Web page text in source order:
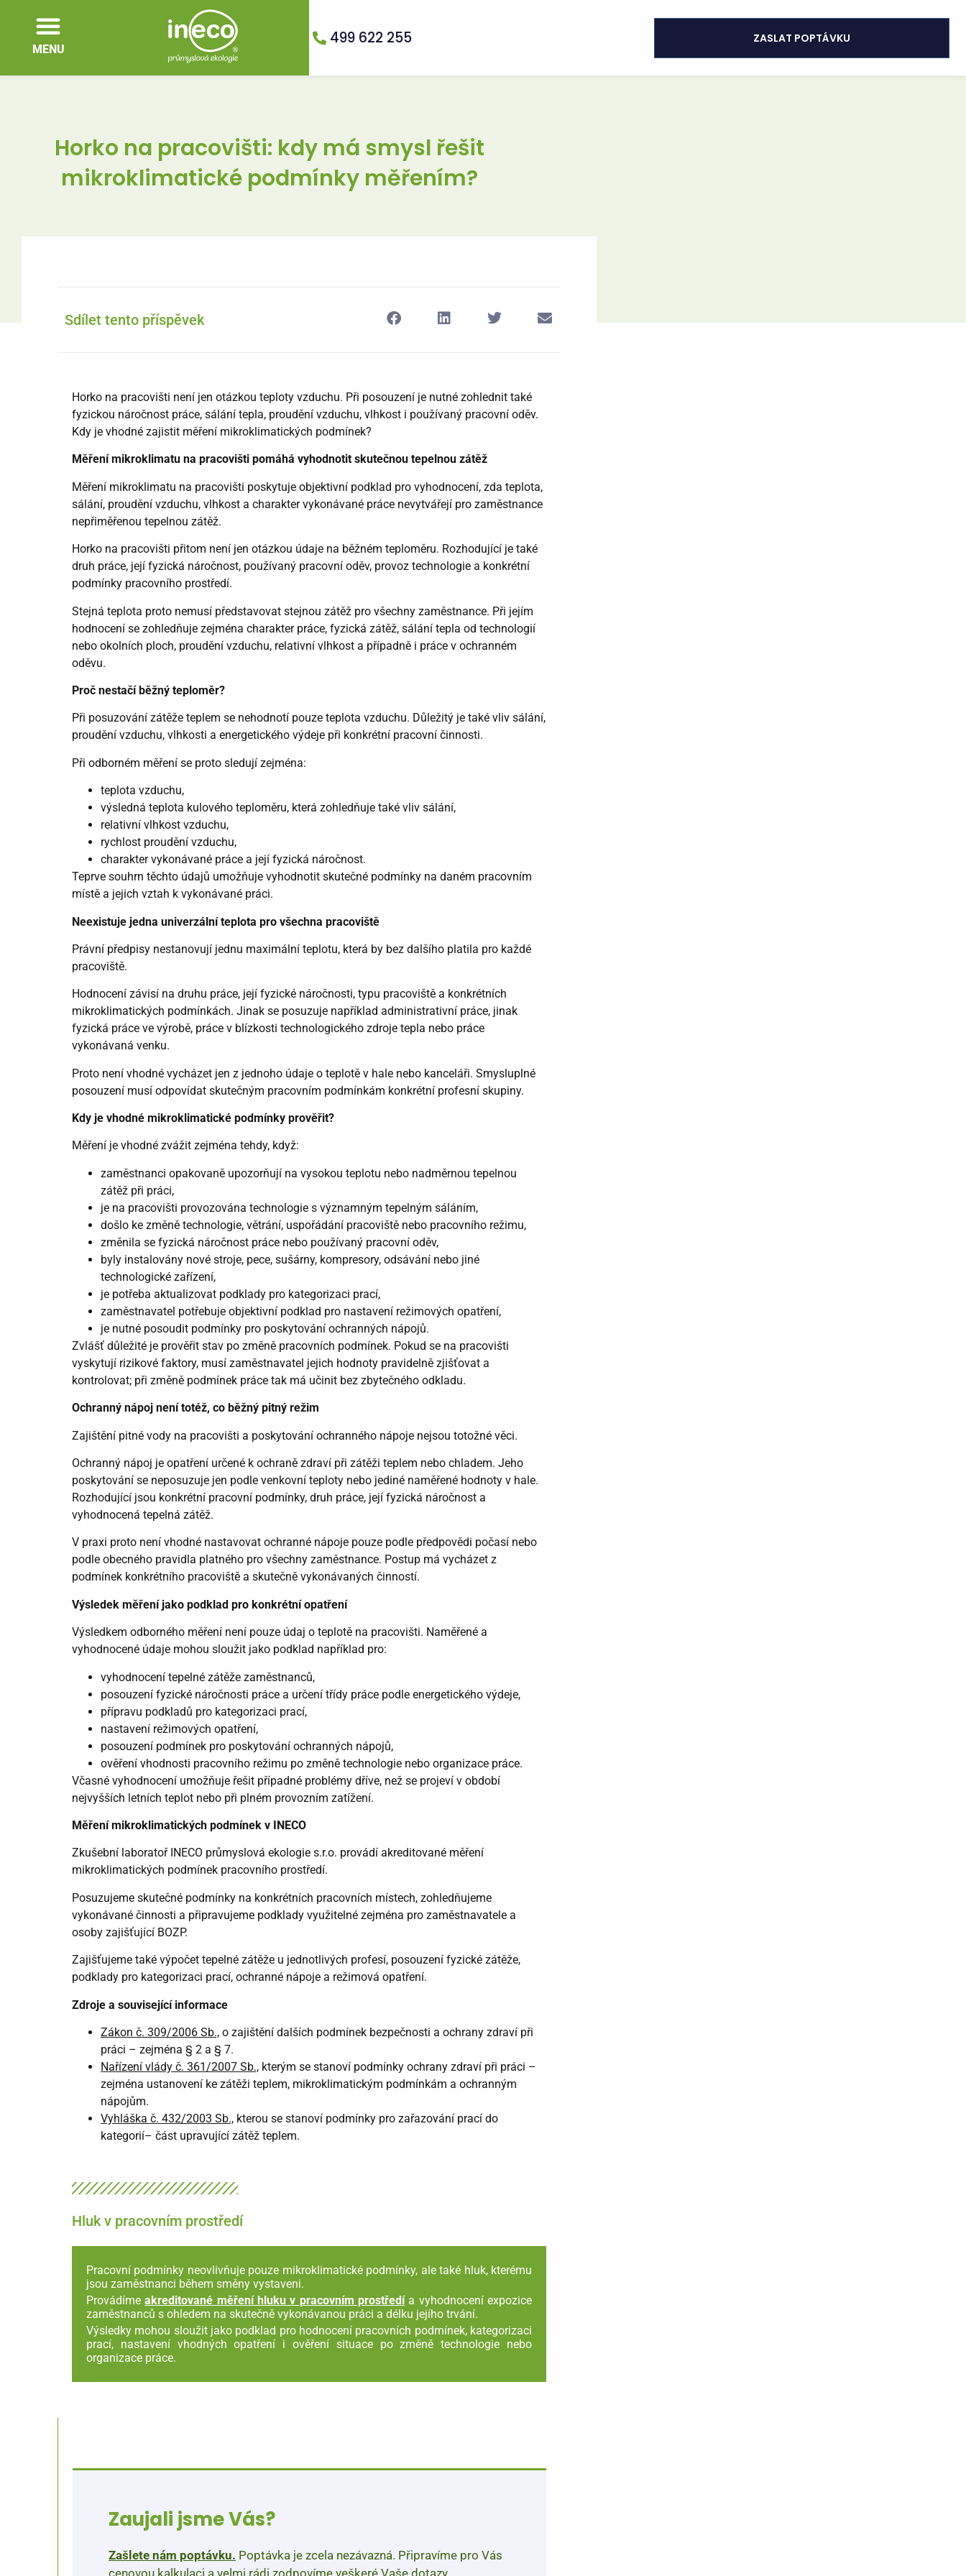
MENU
499 622 255 ZASLAT POPTÁVKU
Horko na pracovišti: kdy má smysl řešit
mikroklimatické podmínky měřením?
Sdílet tento příspěvek
Horko na pracovišti není jen otázkou teploty vzduchu. Při posouzení je nutné zohlednit také
fyzickou náročnost práce, sálání tepla, proudění vzduchu, vlhkost i používaný pracovní oděv.
Kdy je vhodné zajistit měření mikroklimatických podmínek?
Měření mikroklimatu na pracovišti pomáhá vyhodnotit skutečnou tepelnou zátěž
Měření mikroklimatu na pracovišti poskytuje objektivní podklad pro vyhodnocení, zda teplota,
sálání, proudění vzduchu, vlhkost a charakter vykonávané práce nevytvářejí pro zaměstnance
nepřiměřenou tepelnou zátěž.
Horko na pracovišti přitom není jen otázkou údaje na běžném teploměru. Rozhodující je také
druh práce, její fyzická náročnost, používaný pracovní oděv, provoz technologie a konkrétní
podmínky pracovního prostředí.
Stejná teplota proto nemusí představovat stejnou zátěž pro všechny zaměstnance. Při jejím
hodnocení se zohledňuje zejména charakter práce, fyzická zátěž, sálání tepla od technologií
nebo okolních ploch, proudění vzduchu, relativní vlhkost a případně i práce v ochranném
oděvu.
Proč nestačí běžný teploměr?
Při posuzování zátěže teplem se nehodnotí pouze teplota vzduchu. Důležitý je také vliv sálání,
proudění vzduchu, vlhkosti a energetického výdeje při konkrétní pracovní činnosti.
Při odborném měření se proto sledují zejména:
teplota vzduchu,
výsledná teplota kulového teploměru, která zohledňuje také vliv sálání,
relativní vlhkost vzduchu,
rychlost proudění vzduchu,
charakter vykonávané práce a její fyzická náročnost.
Teprve souhrn těchto údajů umožňuje vyhodnotit skutečné podmínky na daném pracovním
místě a jejich vztah k vykonávané práci.
Neexistuje jedna univerzální teplota pro všechna pracoviště
Právní předpisy nestanovují jednu maximální teplotu, která by bez dalšího platila pro každé
pracoviště.
Hodnocení závisí na druhu práce, její fyzické náročnosti, typu pracoviště a konkrétních
mikroklimatických podmínkách. Jinak se posuzuje například administrativní práce, jinak
fyzická práce ve výrobě, práce v blízkosti technologického zdroje tepla nebo práce
vykonávaná venku.
Proto není vhodné vycházet jen z jednoho údaje o teplotě v hale nebo kanceláři. Smysluplné
posouzení musí odpovídat skutečným pracovním podmínkám konkrétní profesní skupiny.
Kdy je vhodné mikroklimatické podmínky prověřit?
Měření je vhodné zvážit zejména tehdy, když:
zaměstnanci opakovaně upozorňují na vysokou teplotu nebo nadměrnou tepelnou
zátěž při práci,
je na pracovišti provozována technologie s významným tepelným sáláním,
došlo ke změně technologie, větrání, uspořádání pracoviště nebo pracovního režimu,
změnila se fyzická náročnost práce nebo používaný pracovní oděv,
byly instalovány nové stroje, pece, sušárny, kompresory, odsávání nebo jiné
technologické zařízení,
je potřeba aktualizovat podklady pro kategorizaci prací,
zaměstnavatel potřebuje objektivní podklad pro nastavení režimových opatření,
je nutné posoudit podmínky pro poskytování ochranných nápojů.
Zvlášť důležité je prověřit stav po změně pracovních podmínek. Pokud se na pracovišti
vyskytují rizikové faktory, musí zaměstnavatel jejich hodnoty pravidelně zjišťovat a
kontrolovat; při změně podmínek práce tak má učinit bez zbytečného odkladu.
Ochranný nápoj není totéž, co běžný pitný režim
Zajištění pitné vody na pracovišti a poskytování ochranného nápoje nejsou totožné věci.
Ochranný nápoj je opatření určené k ochraně zdraví při zátěži teplem nebo chladem. Jeho
poskytování se neposuzuje jen podle venkovní teploty nebo jediné naměřené hodnoty v hale.
Rozhodující jsou konkrétní pracovní podmínky, druh práce, její fyzická náročnost a
vyhodnocená tepelná zátěž.
V praxi proto není vhodné nastavovat ochranné nápoje pouze podle předpovědi počasí nebo
podle obecného pravidla platného pro všechny zaměstnance. Postup má vycházet z
podmínek konkrétního pracoviště a skutečně vykonávaných činností.
Výsledek měření jako podklad pro konkrétní opatření
Výsledkem odborného měření není pouze údaj o teplotě na pracovišti. Naměřené a
vyhodnocené údaje mohou sloužit jako podklad například pro:
vyhodnocení tepelné zátěže zaměstnanců,
posouzení fyzické náročnosti práce a určení třídy práce podle energetického výdeje,
přípravu podkladů pro kategorizaci prací,
nastavení režimových opatření,
posouzení podmínek pro poskytování ochranných nápojů,
ověření vhodnosti pracovního režimu po změně technologie nebo organizace práce.
Včasné vyhodnocení umožňuje řešit případné problémy dříve, než se projeví v období
nejvyšších letních teplot nebo při plném provozním zatížení.
Měření mikroklimatických podmínek v INECO
Zkušební laboratoř INECO průmyslová ekologie s.r.o. provádí akreditované měření
mikroklimatických podmínek pracovního prostředí.
Posuzujeme skutečné podmínky na konkrétních pracovních místech, zohledňujeme
vykonávané činnosti a připravujeme podklady využitelné zejména pro zaměstnavatele a
osoby zajišťující BOZP.
Zajišťujeme také výpočet tepelné zátěže u jednotlivých profesí, posouzení fyzické zátěže,
podklady pro kategorizaci prací, ochranné nápoje a režimová opatření.
Zdroje a související informace
Zákon č. 309/2006 Sb., o zajištění dalších podmínek bezpečnosti a ochrany zdraví při
práci – zejména § 2 a § 7.
Nařízení vlády č. 361/2007 Sb., kterým se stanoví podmínky ochrany zdraví při práci –
zejména ustanovení ke zátěži teplem, mikroklimatickým podmínkám a ochranným
nápojům.
Vyhláška č. 432/2003 Sb., kterou se stanoví podmínky pro zařazování prací do
kategorií– část upravující zátěž teplem.
Hluk v pracovním prostředí
Pracovní podmínky neovlivňuje pouze mikroklimatické podmínky, ale také hluk, kterému
jsou zaměstnanci během směny vystaveni.
Provádímeakreditované měření hluku v pracovním prostředía vyhodnocení expozice
zaměstnanců s ohledem na skutečně vykonávanou práci a délku jejího trvání.
Výsledky mohou sloužit jako podklad pro hodnocení pracovních podmínek, kategorizaci
prací, nastavení vhodných opatření i ověření situace po změně technologie nebo
organizace práce.
Zaujali jsme Vás?
Zašlete nám poptávku. Poptávka je zcela nezávazná. Připravíme pro Vás
cenovou kalkulaci a velmi rádi zodpovíme veškeré Vaše dotazy.